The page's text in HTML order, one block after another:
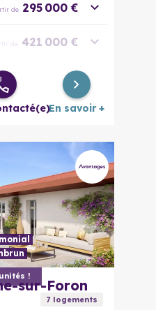
de 295 000 €
de 421 000 €
de 518 000 €
En savoir +
!
sur-Foron
7logements